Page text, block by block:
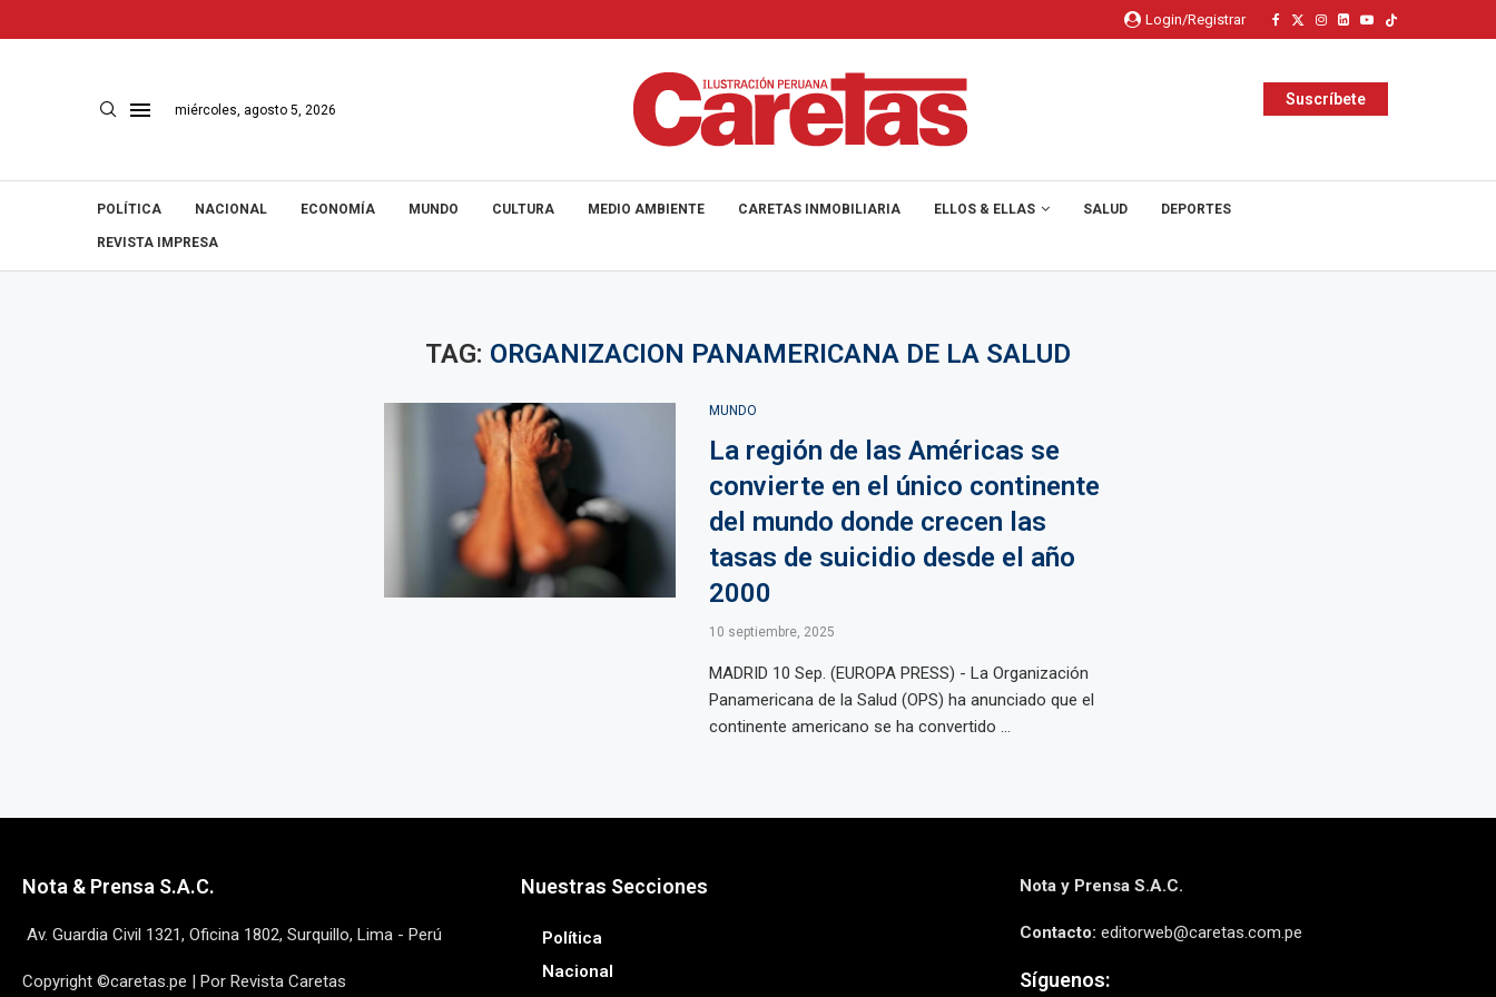
Login/Registrar
miércoles, agosto 5, 2026
Suscríbete
POLÍTICA NACIONAL ECONOMÍA MUNDO CULTURA MEDIO AMBIENTE CARETAS INMOBILIARIA ELLOS & ELLAS SALUD DEPORTES
REVISTA IMPRESA
TAG: ORGANIZACION PANAMERICANA DE LA SALUD
MUNDO
La región de las Américas se
convierte en el único continente
del mundo donde crecen las
tasas de suicidio desde el año
2000
10 septiembre, 2025
MADRID 10 Sep. (EUROPA PRESS) - La Organización
Panamericana de la Salud (OPS) ha anunciado que el
continente americano se ha convertido ...
Nota & Prensa S.A.C.
Av. Guardia Civil 1321, Oficina 1802, Surquillo, Lima - Perú
Copyright ©caretas.pe | Por Revista Caretas
Nuestras Secciones
Política
Nacional
Nota y Prensa S.A.C.
Contacto: editorweb@caretas.com.pe
Síguenos: